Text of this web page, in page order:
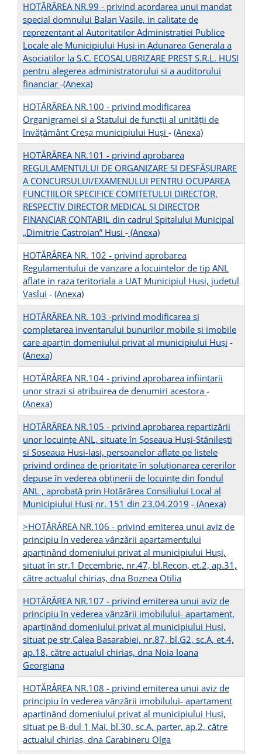
HOTĂRÂREA NR.99 - privind acordarea unui mandat
special domnului Balan Vasile, in calitate de
reprezentant al Autoritatilor Administratiei Publice
Locale ale Municipiului Husi in Adunarea Generala a
Asociatilor la S.C. ECOSALUBRIZARE PREST S.R.L. HUSI
pentru alegerea administratorului si a auditorului
financiar -(Anexa)
HOTĂRÂREA NR.100 - privind modificarea
Organigramei si a Statului de funcții al unității de
învățământ Creșa municipiului Huși - (Anexa)
HOTĂRÂREA NR.101 - privind aprobarea
REGULAMENTULUI DE ORGANIZARE SI DESFĂŞURARE
A CONCURSULUI/EXAMENULUI PENTRU OCUPAREA
FUNCŢIILOR SPECIFICE COMITETULUI DIRECTOR,
RESPECTIV DIRECTOR MEDICAL ȘI DIRECTOR
FINANCIAR CONTABIL din cadrul Spitalului Municipal
„Dimitrie Castroian” Husi - (Anexa)
HOTĂRÂREA NR. 102 - privind aprobarea
Regulamentului de vanzare a locuintelor de tip ANL
aflate in raza teritoriala a UAT Municipiul Husi, judetul
Vaslui - (Anexa)
HOTĂRÂREA NR. 103 -privind modificarea si
completarea inventarului bunurilor mobile şi imobile
care aparțin domeniului privat al municipiului Huși -
(Anexa)
HOTĂRÂREA NR.104 - privind aprobarea infiintarii
unor strazi si atribuirea de denumiri acestora -
(Anexa)
HOTĂRÂREA NR.105 - privind aprobarea repartizării
unor locuințe ANL, situate în Șoseaua Huși-Stănilești
si Soseaua Husi-Iasi, persoanelor aflate pe listele
privind ordinea de prioritate în soluționarea cererilor
depuse în vederea obținerii de locuințe din fondul
ANL , aprobată prin Hotărârea Consiliului Local al
Municipiului Huşi nr. 151 din 23.04.2019 - (Anexa)
>HOTĂRÂREA NR.106 - privind emiterea unui aviz de
principiu în vederea vânzării apartamentului
aparținând domeniului privat al municipiului Huşi,
situat în str.1 Decembrie, nr.47, bl.Recon, et.2, ap.31,
către actualul chiriaș, dna Boznea Otilia
HOTĂRÂREA NR.107 - privind emiterea unui aviz de
principiu în vederea vânzării imobilului- apartament,
aparținând domeniului privat al municipiului Huşi,
situat pe str.Calea Basarabiei, nr.87, bl.G2, sc.A, et.4,
ap.18, către actualul chiriaș, dna Noia Ioana
Georgiana
HOTĂRÂREA NR.108 - privind emiterea unui aviz de
principiu în vederea vânzării imobilului- apartament
aparținând domeniului privat al municipiului Huşi,
situat pe B-dul 1 Mai, bl.30, sc.A, parter, ap.2, către
actualul chiriaș, dna Carabineru Olga